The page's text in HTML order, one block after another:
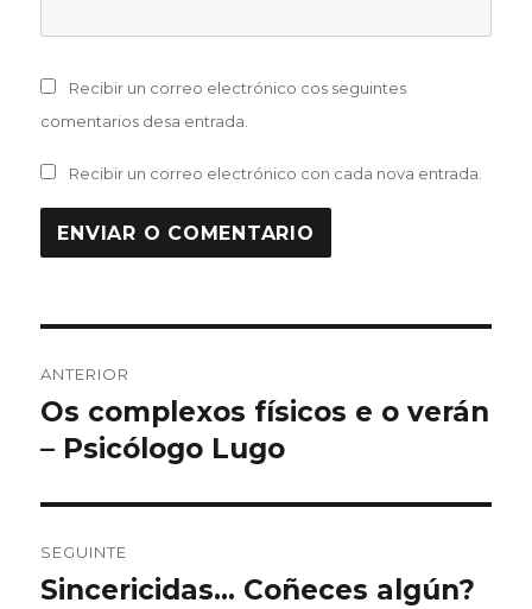
Recibir un correo electrónico cos seguintes
comentarios desa entrada.
Recibir un correo electrónico con cada nova entrada.
de
entradas
ANTERIOR
Artigo
anterior:
Os complexos físicos e o verán
– Psicólogo Lugo
SEGUINTE
Artigo
Sincericidas… Coñeces algún?